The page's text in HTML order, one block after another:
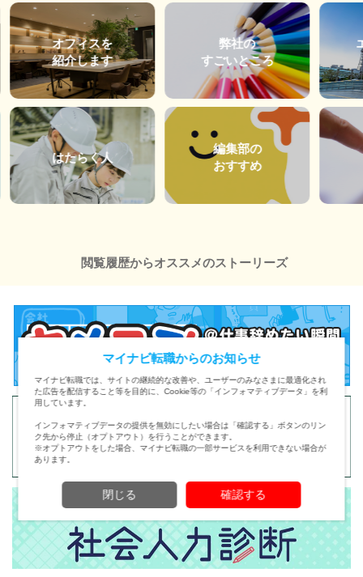
オフィスを
紹介します
はたらく人
弊社の
すごいところ
編集部の
おすすめ
閲覧履歴からオススメのストーリーズ
マイナビ転職からのお知らせ
マイナビ転職では、サイトの継続的な改善や、ユーザーのみなさまに最適化され
た広告を配信すること等を目的に、Cookie等の「インフォマティブデータ」を利
用しています。
インフォマティブデータの提供を無効にしたい場合は「確認する」ボタンのリン
ク先から停止（オプトアウト）を行うことができます。
※オプトアウトをした場合、マイナビ転職の一部サービスを利用できない場合が
あります。
閉じる 確認する